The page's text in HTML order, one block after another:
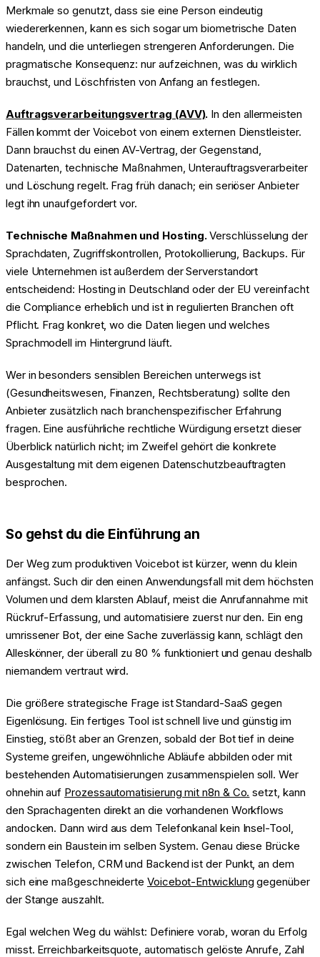
Merkmale so genutzt, dass sie eine Person eindeutig
wiedererkennen, kann es sich sogar um biometrische Daten
handeln, und die unterliegen strengeren Anforderungen. Die
pragmatische Konsequenz: nur aufzeichnen, was du wirklich
brauchst, und Löschfristen von Anfang an festlegen.
Auftragsverarbeitungsvertrag (AVV). In den allermeisten
Fällen kommt der Voicebot von einem externen Dienstleister.
Dann brauchst du einen AV-Vertrag, der Gegenstand,
Datenarten, technische Maßnahmen, Unterauftragsverarbeiter
und Löschung regelt. Frag früh danach; ein seriöser Anbieter
legt ihn unaufgefordert vor.
Technische Maßnahmen und Hosting.Verschlüsselung der
Sprachdaten, Zugriffskontrollen, Protokollierung, Backups. Für
viele Unternehmen ist außerdem der Serverstandort
entscheidend: Hosting in Deutschland oder der EU vereinfacht
die Compliance erheblich und ist in regulierten Branchen oft
Pflicht. Frag konkret, wo die Daten liegen und welches
Sprachmodell im Hintergrund läuft.
Wer in besonders sensiblen Bereichen unterwegs ist
(Gesundheitswesen, Finanzen, Rechtsberatung) sollte den
Anbieter zusätzlich nach branchenspezifischer Erfahrung
fragen. Eine ausführliche rechtliche Würdigung ersetzt dieser
Überblick natürlich nicht; im Zweifel gehört die konkrete
Ausgestaltung mit dem eigenen Datenschutzbeauftragten
besprochen.
So gehst du die Einführung an
Der Weg zum produktiven Voicebot ist kürzer, wenn du klein
anfängst. Such dir den einen Anwendungsfall mit dem höchsten
Volumen und dem klarsten Ablauf, meist die Anrufannahme mit
Rückruf-Erfassung, und automatisiere zuerst nur den. Ein eng
umrissener Bot, der eine Sache zuverlässig kann, schlägt den
Alleskönner, der überall zu 80 % funktioniert und genau deshalb
niemandem vertraut wird.
Die größere strategische Frage ist Standard-SaaS gegen
Eigenlösung. Ein fertiges Tool ist schnell live und günstig im
Einstieg, stößt aber an Grenzen, sobald der Bot tief in deine
Systeme greifen, ungewöhnliche Abläufe abbilden oder mit
bestehenden Automatisierungen zusammenspielen soll. Wer
ohnehin auf Prozessautomatisierung mit n8n & Co. setzt, kann
den Sprachagenten direkt an die vorhandenen Workflows
andocken. Dann wird aus dem Telefonkanal kein Insel-Tool,
sondern ein Baustein im selben System. Genau diese Brücke
zwischen Telefon, CRM und Backend ist der Punkt, an dem
sich eine maßgeschneiderte Voicebot-Entwicklung gegenüber
der Stange auszahlt.
Egal welchen Weg du wählst: Definiere vorab, woran du Erfolg
misst. Erreichbarkeitsquote, automatisch gelöste Anrufe, Zahl